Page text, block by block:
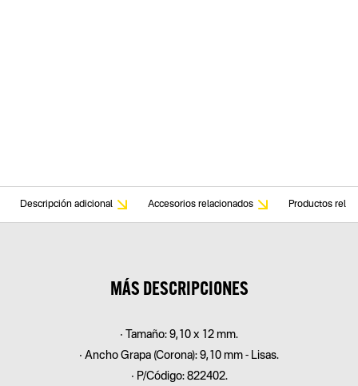
Descripción adicional Accesorios relacionados Productos
MÁS DESCRIPCIONES
• Tamaño: 9,10 x 12 mm.
• Ancho Grapa (Corona): 9,10 mm - Lisas.
• P/Código: 822402.